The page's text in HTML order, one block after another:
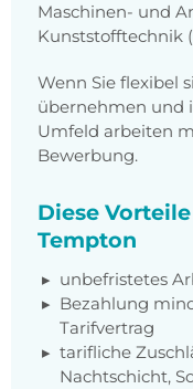
Maschinen- und
Kunststofftechnik
Wenn Sie flexibel
übernehmen und
Umfeld arbeiten
Bewerbung.
Diese
Tempton
unbefristetes
Bezahlung
Tarifvertrag
tarifliche
Nachtschicht,